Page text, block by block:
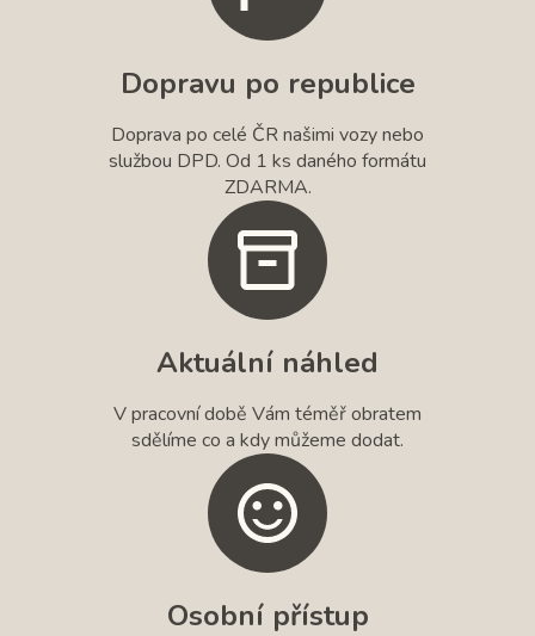
Dopravu po republice
Doprava po celé ČR našimi vozy nebo
službou DPD. Od 1 ks daného formátu
ZDARMA.
Aktuální náhled
V pracovní době Vám téměř obratem
sdělíme co a kdy můžeme dodat.
Osobní přístup